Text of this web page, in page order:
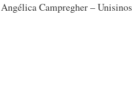
Campregher – Unisinos